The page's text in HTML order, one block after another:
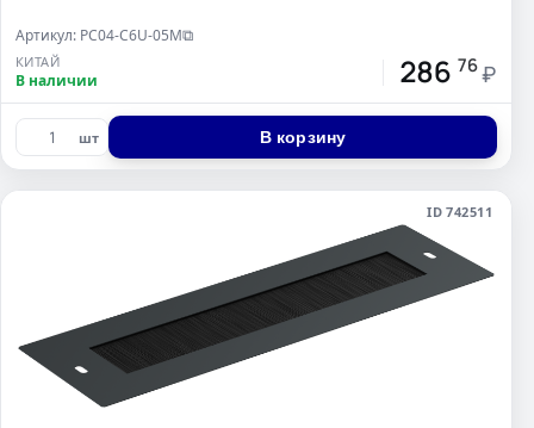
Артикул: PC04-C6U-05M⧉
КИТАЙ
В наличии 286 76 ₽
шт В корзину
ID 742511